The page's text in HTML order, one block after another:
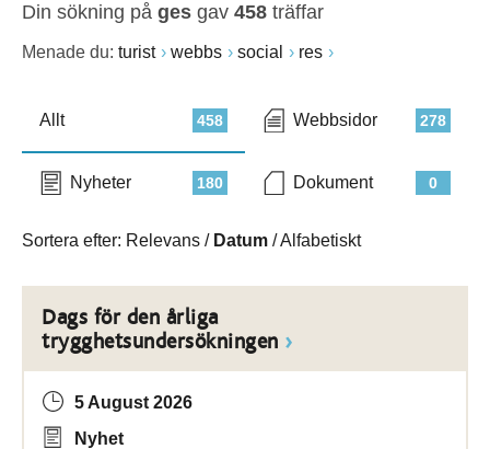
Din sökning på ges gav 458 träffar
Menade du: turist webbs social res
458
Allt 278
Webbsidor
180
Nyheter 0
Dokument
Sortera efter: Relevans / Datum /Alfabetiskt
Dags för den årliga
trygghetsundersökningen
5 August 2026
Nyhet